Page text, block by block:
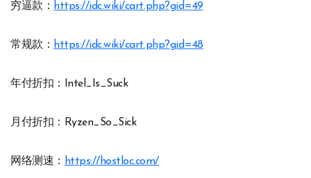
穷逼款： https://idc.wiki/cart.php?gid=49
常规款： https://idc.wiki/cart.php?gid=48
年付折扣：Intel_Is_Suck
月付折扣：Ryzen_So_Sick
网络测速： https://hostloc.com/